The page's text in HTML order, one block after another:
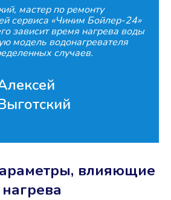
мастер по ремонту
сервиса «Чиним Бойлер-24»
зависит время нагрева воды
модель водонагревателя
случаев.
влияющие